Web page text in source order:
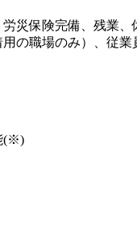
災保険完備、残業
の職場のみ）、従
(※)